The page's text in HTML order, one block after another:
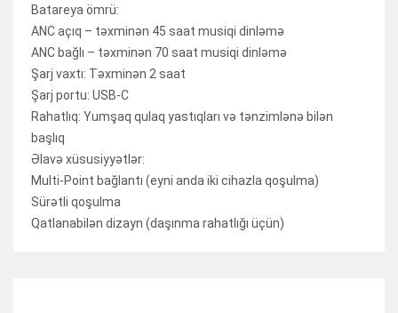
Batareya ömrü:
ANC açıq – təxminən 45 saat musiqi dinləmə
ANC bağlı – təxminən 70 saat musiqi dinləmə
Şarj vaxtı: Təxminən 2 saat
Şarj portu: USB-C
Rahatlıq: Yumşaq qulaq yastıqları və tənzimlənə bilən
başlıq
Əlavə xüsusiyyətlər:
Multi-Point bağlantı (eyni anda iki cihazla qoşulma)
Sürətli qoşulma
Qatlanabilən dizayn (daşınma rahatlığı üçün)